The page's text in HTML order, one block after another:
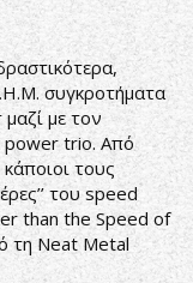
συγκροτήματα
με τον
power trio. Από
τους
του speed
than the Speed of
τη Neat Metal